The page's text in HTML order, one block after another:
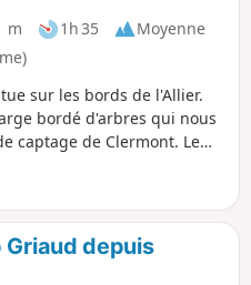
m 1h 35
Moyenne
sur les bords de l'Allier.
bordé d'arbres qui nous
captage de Clermont. Le
à droite et Cournon à
Griaud depuis